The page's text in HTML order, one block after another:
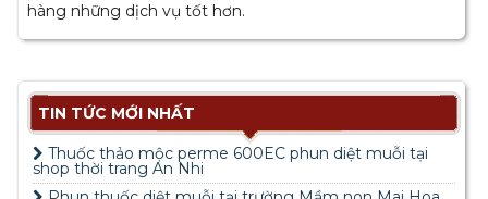
hàng những dịch vụ tốt hơn.
TIN TỨC MỚI NHẤT
Thuốc thảo mộc perme 600EC phun diệt muỗi tại
shop thời trang An Nhi